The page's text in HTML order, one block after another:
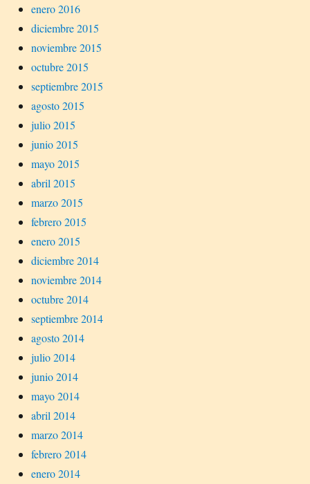
enero 2016
diciembre 2015
noviembre 2015
octubre 2015
septiembre 2015
agosto 2015
julio 2015
junio 2015
mayo 2015
abril 2015
marzo 2015
febrero 2015
enero 2015
diciembre 2014
noviembre 2014
octubre 2014
septiembre 2014
agosto 2014
julio 2014
junio 2014
mayo 2014
abril 2014
marzo 2014
febrero 2014
enero 2014